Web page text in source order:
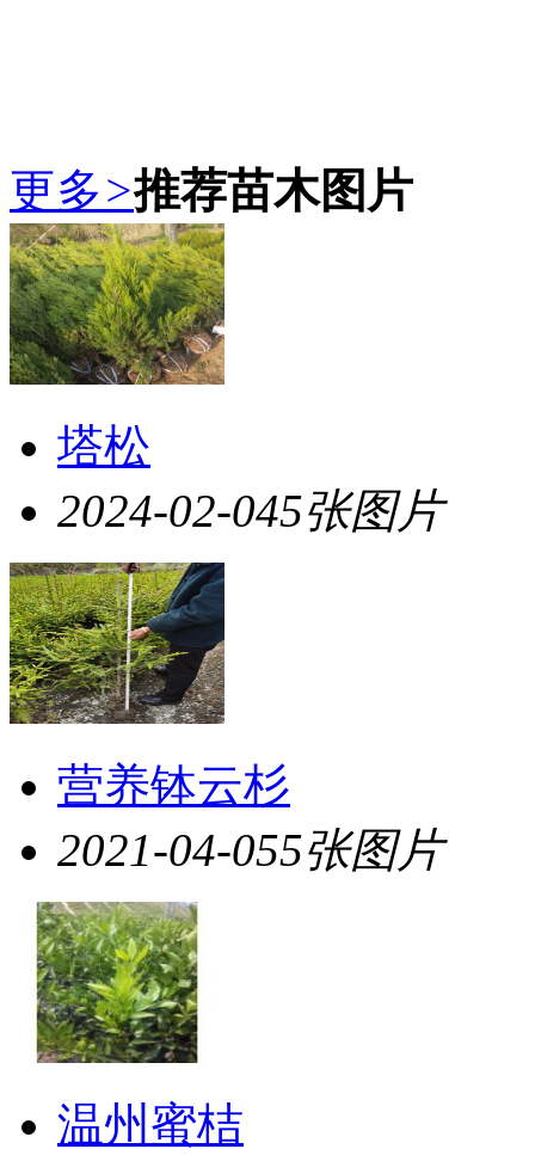
更多>推荐苗木图片
塔松
2024-02-045张图片
营养钵云杉
2021-04-055张图片
温州蜜桔